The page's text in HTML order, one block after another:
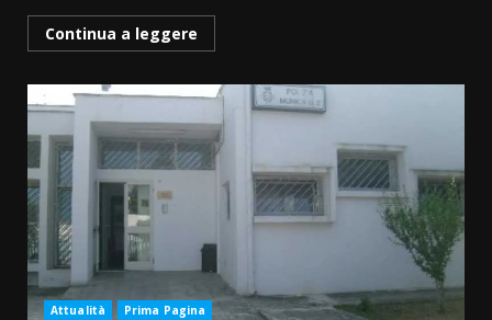
Continua a leggere
Attualità Prima Pagina